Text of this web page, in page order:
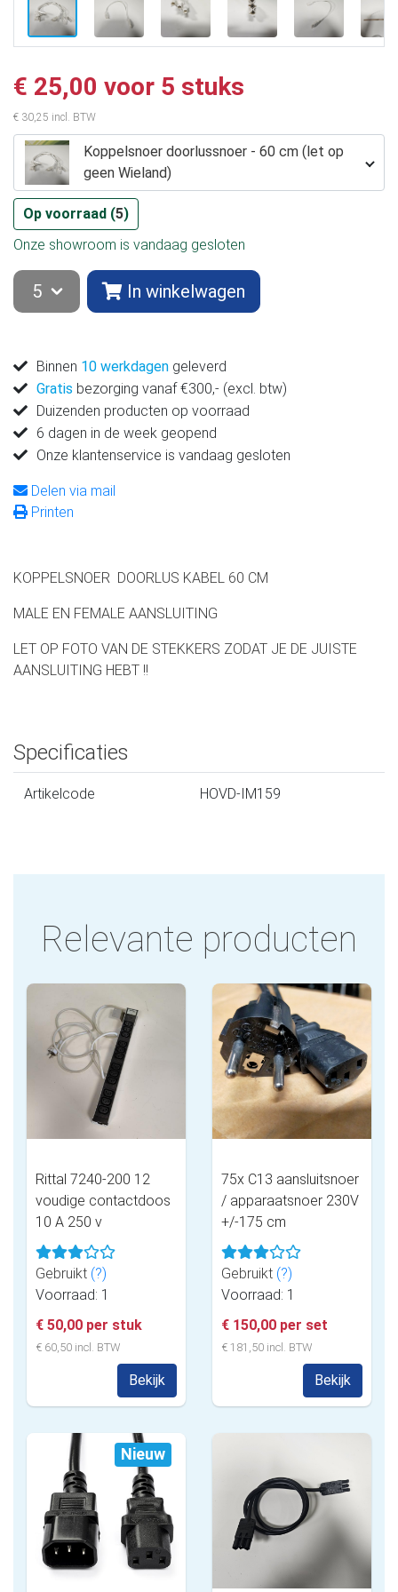
€ 25,00 voor 5 stuks
€ 30,25 incl. BTW
Koppelsnoer doorlussnoer - 60 cm (let op
geen Wieland)
Op voorraad (5)
Onze showroom is vandaag gesloten
In winkelwagen
Binnen 10 werkdagen geleverd
Gratis bezorging vanaf €300,- (excl. btw)
Duizenden producten op voorraad
6 dagen in de week geopend
Onze klantenservice is vandaag gesloten
Delen via mail
Printen
KOPPELSNOER DOORLUS KABEL 60 CM
MALE EN FEMALE AANSLUITING
LET OP FOTO VAN DE STEKKERS ZODAT JE DE JUISTE
AANSLUITING HEBT !!
Specificaties
Artikelcode HOVD-IM159
Relevante producten
Rittal 7240-200 12
voudige contactdoos
10 A 250 v
Gebruikt (?)
Voorraad: 1
€ 50,00 per stuk
€ 60,50 incl. BTW
Bekijk
75x C13 aansluitsnoer
/ apparaatsnoer 230V
+/-175 cm
Gebruikt (?)
Voorraad: 1
€ 150,00 per set
€ 181,50 incl. BTW
Bekijk
Nieuw